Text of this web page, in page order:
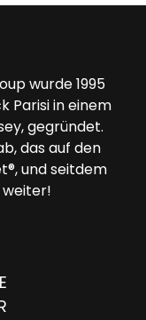
wurde 1995
Parisi in einem
gegründet.
das auf den
und seitdem